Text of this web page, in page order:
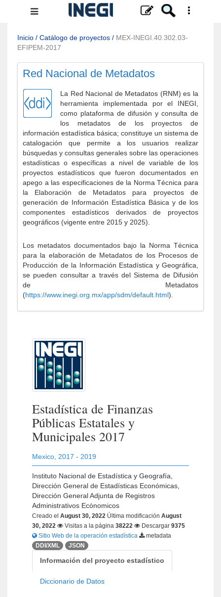
Menú
navegación
Inicio / Catálogo de proyectos / MEX-INEGI.40.302.03-
EFIPEM-2017
Red Nacional de Metadatos
La Red Nacional de Metadatos (RNM) es la
herramienta implementada por el INEGI,
como plataforma de difusión y consulta de
los metadatos de los proyectos de
información estadística básica; constituye un sistema de
catalogación que permite a los usuarios realizar
búsquedas y consultas generales sobre las operaciones
estadísticas o específicas a nivel de variable de los
proyectos estadísticos que fueron documentados en
apego a las especificaciones de la Norma Técnica para
la Elaboración de Metadatos para proyectos de
generación de Información Estadística Básica y de los
componentes estadísticos derivados de proyectos
geográficos (vigente entre 2015 y 2025).
Los metadatos documentados bajo la Norma Técnica
para la elaboración de Metadatos de los Procesos de
Producción de la Información Estadística y Geográfica,
se pueden consultar a través del Sistema de Difusión
de Metadatos
(https://www.inegi.org.mx/app/sdm/default.html).
Estadística de Finanzas
Públicas Estatales y
Municipales 2017
Mexico 2017 - 2019
Instituto Nacional de Estadística y Geografía,
Dirección General de Estadísticas Económicas,
Dirección General Adjunta de Registros
Administrativos Ecónomicos
Creado el August 30, 2022 Última modificación August
30, 2022
Visitas a la página 38222 Descargar 9375
Sitio Web de la operación estadística
metadata
DDI/XML
JSON
Información del proyecto estadístico
Diccionario de Datos